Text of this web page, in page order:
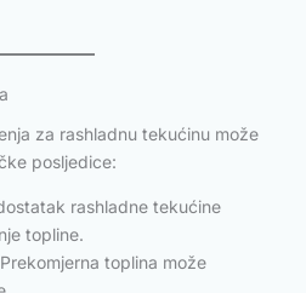
za rashladnu tekućinu može
posljedice:
rashladne tekućine
topline.
Prekomjerna toplina može